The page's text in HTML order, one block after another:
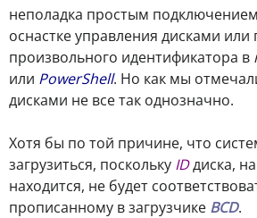
неполадка простым
оснастке управления дисками
произвольного идентификатора в
или PowerShell. Но как мы
дисками не все так однозначно.
Хотя бы по той причине, что
загрузиться, поскольку IDдиска,
находится, не будет
прописанному в загрузчике BCD.